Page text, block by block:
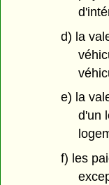
d) la
e) la
d'un
f) les